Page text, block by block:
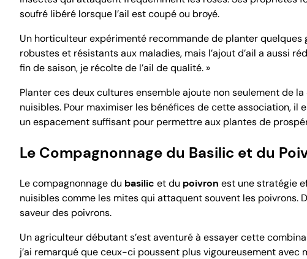
soufré libéré lorsque l’ail est coupé ou broyé.
Un horticulteur expérimenté recommande de planter quelques
robustes et résistants aux maladies, mais l’ajout d’ail a aussi
fin de saison, je récolte de l’ail de qualité. »
Planter ces deux cultures ensemble ajoute non seulement de
nuisibles. Pour maximiser les bénéfices de cette association, il
un espacement suffisant pour permettre aux plantes de
Le Compagnonnage du Basilic et du
Le compagnonnage du basilic et du poivron est une stratégie
nuisibles comme les mites qui attaquent souvent les
saveur des poivrons.
Un agriculteur débutant s’est aventuré à essayer cette
j’ai remarqué que ceux-ci poussent plus vigoureusement